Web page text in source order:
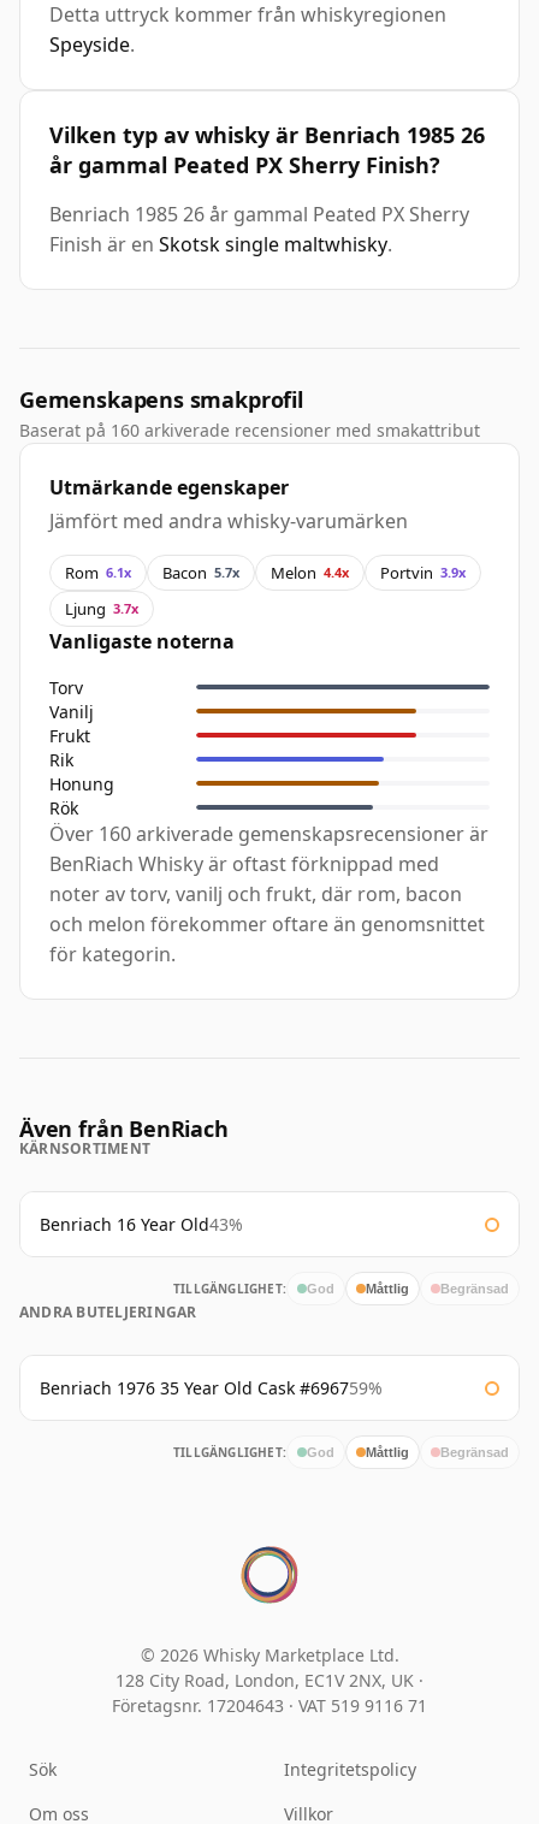
Detta uttryck kommer från whiskyregionen
Speyside.
Vilken typ av whisky är Benriach 1985 26
år gammal Peated PX Sherry Finish?
Benriach 1985 26 år gammal Peated PX Sherry
Finish är en Skotsk single maltwhisky.
Gemenskapens smakprofil
Baserat på 160 arkiverade recensioner med smakattribut
Utmärkande egenskaper
Jämfört med andra whisky-varumärken
Rom 6.1x Bacon 5.7x Melon 4.4x Portvin 3.9x
Ljung 3.7x
Vanligaste noterna
Torv
Vanilj
Frukt
Rik
Honung
Rök
Över 160 arkiverade gemenskapsrecensioner är
BenRiach Whisky är oftast förknippad med
noter av torv, vanilj och frukt, där rom, bacon
och melon förekommer oftare än genomsnittet
för kategorin.
Även från BenRiach
KÄRNSORTIMENT
Benriach 16 Year Old43%
TILLGÄNGLIGHET: God Måttlig Begränsad
ANDRA BUTELJERINGAR
Benriach 1976 35 Year Old Cask #696759%
TILLGÄNGLIGHET: God Måttlig Begränsad
© 2026 Whisky Marketplace Ltd.
128 City Road, London, EC1V 2NX, UK ·
Företagsnr. 17204643 · VAT 519 9116 71
Sök
Om oss
Integritetspolicy
Villkor